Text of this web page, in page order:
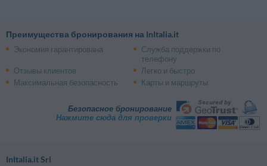
Преимущества бронирования на InItalia.it
Экономия гарантирована
Служба поддержки по
телефону
Отзывы клиентов
Легко и быстро
Максимальная безопасность
Карты и маршруты
Безопасное бронирование
Нажмите сюда для проверки
InItalia.it Srl